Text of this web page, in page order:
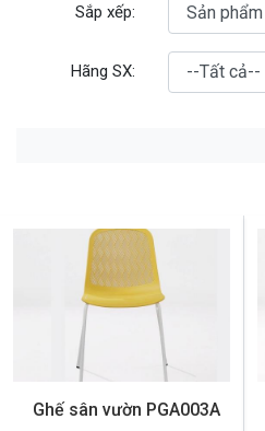
Sắp xếp:
Hãng SX:
Ghế sân vườn PGA003A